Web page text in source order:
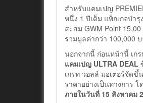
สำหรับแคมเปญ
หนึ่ง 1 ปีเต็ม แพ็กเกจบำ
สะสม GWM Point
รวมมูลค่ากว่า 100,000
นอกจากนี้ ก่อนหน้านี้ เกร
แคมเปญ ULTRA DEAL
เกรท วอลล์ มอเตอร์จัด
ราคาอย่างเป็นทางการ
ภายในวันที่ 15 สิงหาคม